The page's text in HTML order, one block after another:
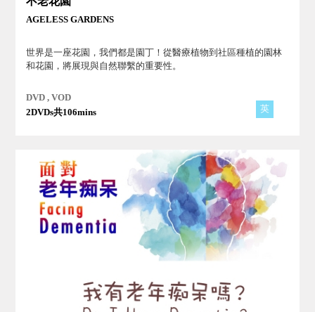
AGELESS GARDENS
世界是一座花園，我們都是園丁！從醫療植物到社區種植的園林
和花園，將展現與自然聯繫的重要性。
DVD , VOD
2DVDs共106mins
英